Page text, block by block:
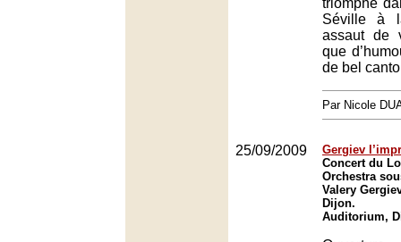
triomphe
Séville à
assaut de
que
de bel
Par Nicole
25/09/2009
Gergiev
Concert du
Orchestra
Valery
Dijon.
Auditorium,